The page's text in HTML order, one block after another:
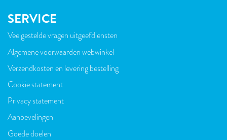
SERVICE
VOET
Veelgestelde vragen uitgeefdiensten
Algemene voorwaarden webwinkel
Verzendkosten en levering bestelling
Cookie statement
Privacy statement
Aanbevelingen
Goede doelen